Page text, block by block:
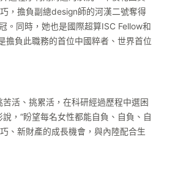
，擔負副總design師的河漢二號奪得
。同時，她也是國際超算ISC Fellow和
擔負此職務的首位中國粹者、世界首位
苦活、挑累活，在科研經過歷程中選困
，“盼望每名女性都能自負、自負、自
、新財產的成長機會，與內陸配合生